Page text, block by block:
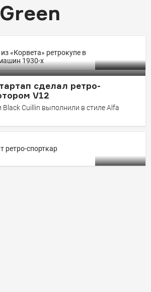
превратили
Rolls-Royce Dawn в
ретрокупе
четырехместный Eadon Green
ZRR
«Корвета» ретрокупе в
1930-х
сделал ретро-
V12
Black Cuillin выполнили в стиле Alfa
ретро-спорткар